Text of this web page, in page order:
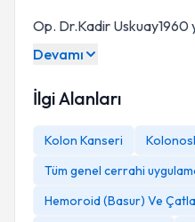
Op. Dr.Kadir Uskuay1960
Devamı
İlgi Alanları
Kolon Kanseri
Tüm genel cerrahi
Hemoroid (Basur) Ve